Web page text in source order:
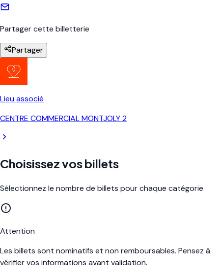
Préventes disponibles sur
Partager cette billetterie
Partager
Lieu associé
CENTRE COMMERCIAL MONTJOLY 2
Choisissez vos billets
Sélectionnez le nombre de billets pour chaque catégorie
Attention
Les billets sont nominatifs et non remboursables. Pensez à
vérifier vos informations avant validation.